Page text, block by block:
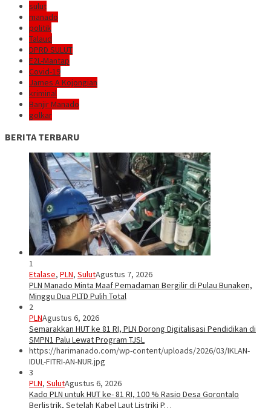
sulut
manado
politik
Talaud
DPRD SULUT
E2L-Mantap
Covid-19
James A Kojongian
kriminal
Banjir Manado
golkar
BERITA TERBARU
1
Etalase, PLN, SulutAgustus 7, 2026
PLN Manado Minta Maaf Pemadaman Bergilir di Pulau Bunaken,
Minggu Dua PLTD Pulih Total
2
PLNAgustus 6, 2026
Semarakkan HUT ke 81 RI, PLN Dorong Digitalisasi Pendidikan di
SMPN1 Palu Lewat Program TJSL
https://harimanado.com/wp-content/uploads/2026/03/IKLAN-
IDUL-FITRI-AN-NUR.jpg
3
PLN, SulutAgustus 6, 2026
Kado PLN untuk HUT ke- 81 RI, 100 % Rasio Desa Gorontalo
Berlistrik, Setelah Kabel Laut Listriki P…